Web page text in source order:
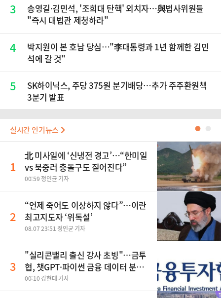
3
송영길·김민석, '조희대 탄핵' 외치자…與법사위원들
"즉시 대법관 제청하라"
4
박지원이 본 호남 당심…"李대통령과 1년 함께한 김민
석에 갈 것"
5
SK하이닉스, 주당 375원 분기배당…추가 주주환원책
3분기 발표
실시간 인기뉴스 ●
1
北 미사일에 ‘신냉전 경고’…“한미일
vs 북중러 충돌구도 짙어진다”
00:59 정인균 기자
2
“언제 죽어도 이상하지 않다”…이란
최고지도자 ‘위독설’
08.07 23:51 정인균 기자
3
"실리콘밸리 출신 강사 초빙"…금투
협, 챗GPT·파이썬 금융 데이터 분석
과정 개설
00:10 강현태 기자